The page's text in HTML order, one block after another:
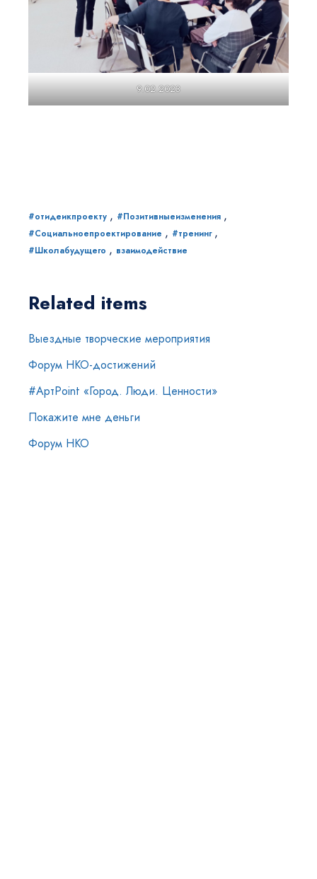
9.02.2023
#отидеикпроекту , #Позитивныеизменения ,
#Социальноепроектирование , #тренинг ,
#Школабудущего , взаимодействие
Related items
Выездные творческие мероприятия
Форум НКО-достижений
#АртPoint «Город. Люди. Ценности»
Покажите мне деньги
Форум НКО